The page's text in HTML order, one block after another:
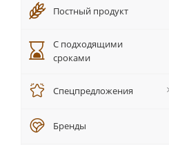
Постный продукт
С подходящими
сроками
Спецпредложения
Бренды